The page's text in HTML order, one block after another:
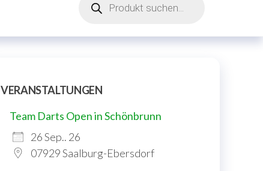
search
VERANSTALTUNGEN
Team Darts Open in Schönbrunn
26 Sep.. 26
07929 Saalburg-Ebersdorf